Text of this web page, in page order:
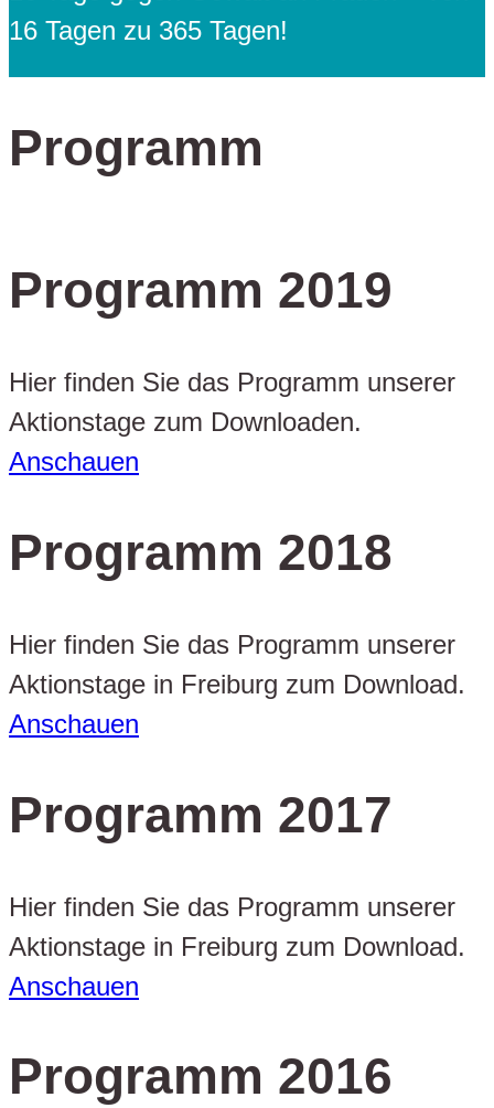
16 Tagen zu 365 Tagen!
Programm
Programm 2019
Hier finden Sie das Programm unserer
Aktionstage zum Downloaden.
Anschauen
Programm 2018
Hier finden Sie das Programm unserer
Aktionstage in Freiburg zum Download.
Anschauen
Programm 2017
Hier finden Sie das Programm unserer
Aktionstage in Freiburg zum Download.
Anschauen
Programm 2016